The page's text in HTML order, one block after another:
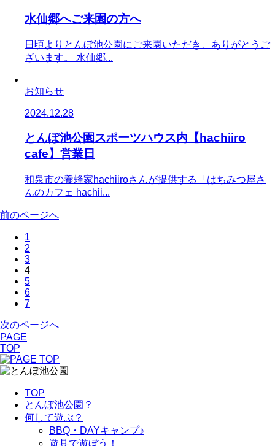
水仙郷へご来園の方へ
日頃よりとんぼ池公園にご来園いただき、ありがとうご
ざいます。 水仙郷...
お知らせ
2024.12.28
とんぼ池公園スポーツハウス内【hachiiro
cafe】営業日
和泉市の養蜂家hachiiroさんが提供する「はちみつ屋さ
んのカフェ hachii...
前のページへ
1
2
3
4
5
6
7
次のページへ
PAGE
TOP
TOP
とんぼ池公園？
何して遊ぶ？
BBQ・DAYキャンプ♪
遊具で遊ぼう！